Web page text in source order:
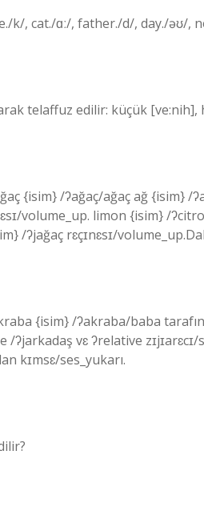
k/, cat./ɑː/, father./d/, day./əʊ/,
telaffuz edilir: küçük
{isim} /ʔağaç/ağaç ağ {isim} /
volume_up. limon {isim} /
/ʔjağaç rɛçɪnɛsɪ/
{isim} /ʔakraba/baba
vɛ ʔrelative zɪjɪarɛcɪ/
kɪmsɛ/ses_yukarı.